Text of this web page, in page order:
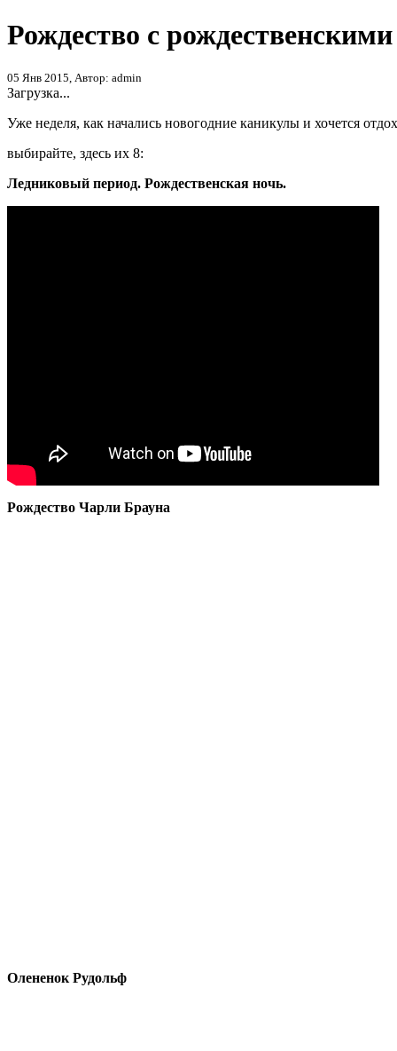
Рождество с
05 Янв 2015, Автор: admin
Загрузка...
Уже неделя, как начались новогодние каникулы и хочется
выбирайте, здесь их 8:
Ледниковый период. Рождественская ночь.
Рождество Чарли Брауна
Олененок Рудольф